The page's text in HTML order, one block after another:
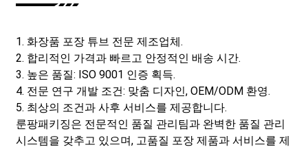
1. 화장품 포장 튜브 전문 제조업체.
2. 합리적인 가격과 빠르고 안정적인 배송 시간.
3. 높은 품질: ISO 9001 인증 획득.
4. 전문 연구 개발 조건: 맞춤 디자인, OEM/ODM 환영.
5. 최상의 조건과 사후 서비스를 제공합니다.
룬팡패키징은 전문적인 품질 관리팀과 완벽한 품질 관리
시스템을 갖추고 있으며, 고품질 포장 제품과 서비스를 제